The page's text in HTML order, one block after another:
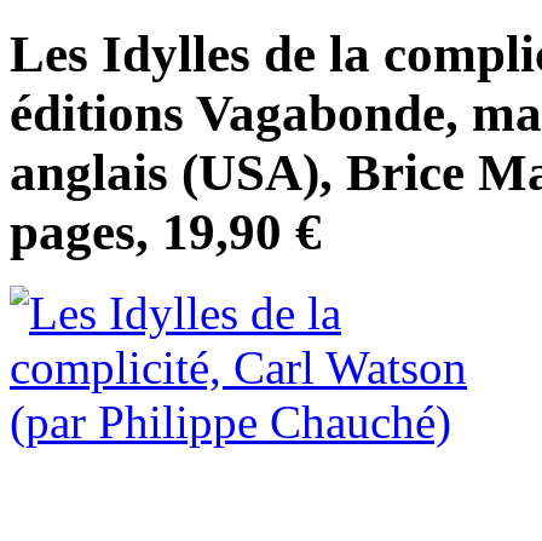
Les Idylles de la
éditions Vagabonde,
anglais (USA), Brice
pages, 19,90 €